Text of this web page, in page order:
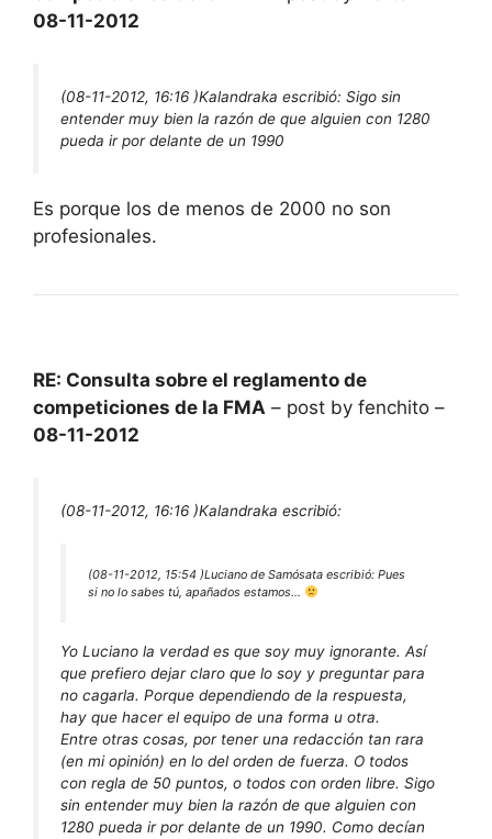
08-11-2012
(08-11-2012, 16:16 )Kalandraka escribió: Sigo sin
entender muy bien la razón de que alguien con 1280
pueda ir por delante de un 1990
Es porque los de menos de 2000 no son
profesionales.
RE: Consulta sobre el reglamento de
competiciones de la FMA – post by fenchito –
08-11-2012
(08-11-2012, 16:16 )Kalandraka escribió:
(08-11-2012, 15:54 )Luciano de Samósata escribió: Pues
si no lo sabes tú, apañados estamos…
Yo Luciano la verdad es que soy muy ignorante. Así
que prefiero dejar claro que lo soy y preguntar para
no cagarla. Porque dependiendo de la respuesta,
hay que hacer el equipo de una forma u otra.
Entre otras cosas, por tener una redacción tan rara
(en mi opinión) en lo del orden de fuerza. O todos
con regla de 50 puntos, o todos con orden libre. Sigo
sin entender muy bien la razón de que alguien con
1280 pueda ir por delante de un 1990. Como decían